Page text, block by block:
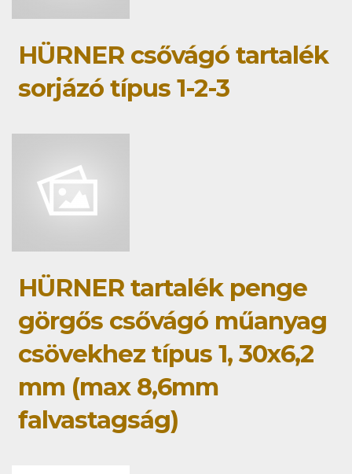
HÜRNER csővágó tartalék
sorjázó típus 1-2-3
HÜRNER tartalék penge
görgős csővágó műanyag
csövekhez típus 1, 30x6,2
mm (max 8,6mm
falvastagság)